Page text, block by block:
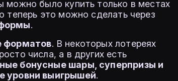
можно было купить только в местах
теперь это можно сделать через
.
форматов. В некоторых лотереях
числа, а в других есть
бонусные шары, суперпризы и
уровни выигрышей.